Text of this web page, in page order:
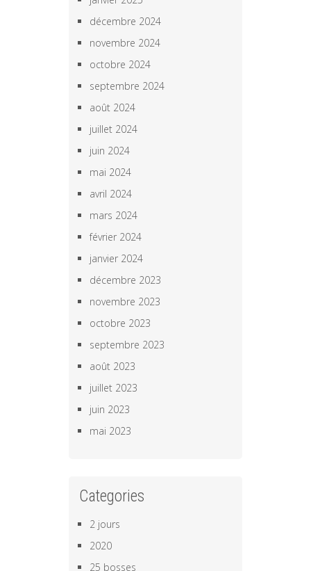
décembre 2024
novembre 2024
octobre 2024
septembre 2024
août 2024
juillet 2024
juin 2024
mai 2024
avril 2024
mars 2024
février 2024
janvier 2024
décembre 2023
novembre 2023
octobre 2023
septembre 2023
août 2023
juillet 2023
juin 2023
mai 2023
Categories
2 jours
2020
25 bosses